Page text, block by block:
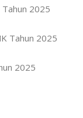
Tahun 2025
Tahun 2025
2025